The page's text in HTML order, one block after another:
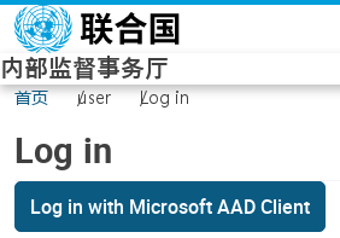
Skip to main content
内部监督事务厅
首页 user Log in
Log in
Log in with Microsoft AAD Client